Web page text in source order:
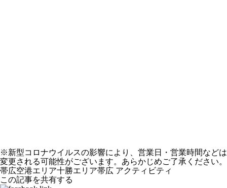
※新型コロナウイルスの影響により、営業日・営業時間などは
変更される可能性がございます。あらかじめご了承ください。
帯広空港エリア十勝エリア帯広 アクティビティ
この記事を共有する